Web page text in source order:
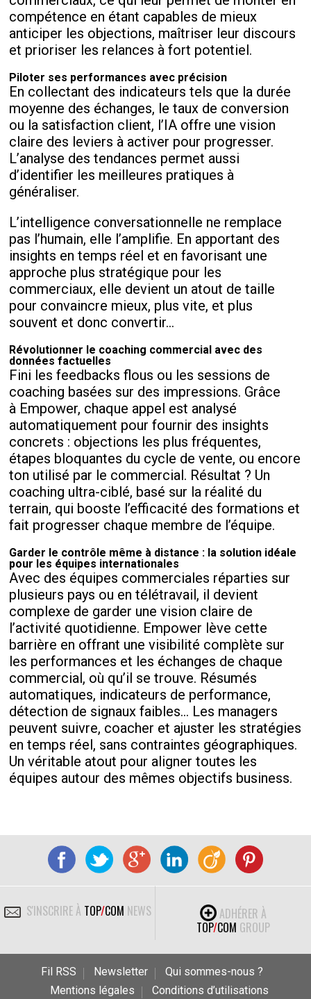
compétence en étant capables de mieux
anticiper les objections, maîtriser leur discours
et prioriser les relances à fort potentiel.
Piloter ses performances avec précision
En collectant des indicateurs tels que la durée
moyenne des échanges, le taux de conversion
ou la satisfaction client, l’IA offre une vision
claire des leviers à activer pour progresser.
L’analyse des tendances permet aussi
d’identifier les meilleures pratiques à
généraliser.
L’intelligence conversationnelle ne remplace
pas l’humain, elle l’amplifie. En apportant des
insights en temps réel et en favorisant une
approche plus stratégique pour les
commerciaux, elle devient un atout de taille
pour convaincre mieux, plus vite, et plus
souvent et donc convertir...
Révolutionner le coaching commercial avec des
données factuelles
Fini les feedbacks flous ou les sessions de
coaching basées sur des impressions. Grâce
à Empower, chaque appel est analysé
automatiquement pour fournir des insights
concrets : objections les plus fréquentes,
étapes bloquantes du cycle de vente, ou encore
ton utilisé par le commercial. Résultat ? Un
coaching ultra-ciblé, basé sur la réalité du
terrain, qui booste l’efficacité des formations et
fait progresser chaque membre de l’équipe.
Garder le contrôle même à distance : la solution idéale
pour les équipes internationales
Avec des équipes commerciales réparties sur
plusieurs pays ou en télétravail, il devient
complexe de garder une vision claire de
l’activité quotidienne. Empower lève cette
barrière en offrant une visibilité complète sur
les performances et les échanges de chaque
commercial, où qu’il se trouve. Résumés
automatiques, indicateurs de performance,
détection de signaux faibles… Les managers
peuvent suivre, coacher et ajuster les stratégies
en temps réel, sans contraintes géographiques.
Un véritable atout pour aligner toutes les
équipes autour des mêmes objectifs business.
S'INSCRIRE À TOP/COM NEWS
ADHÉRER À
TOP/COM GROUP
Fil RSS Newsletter
Qui sommes-nous ?
Mentions légales
Conditions d’utilisations